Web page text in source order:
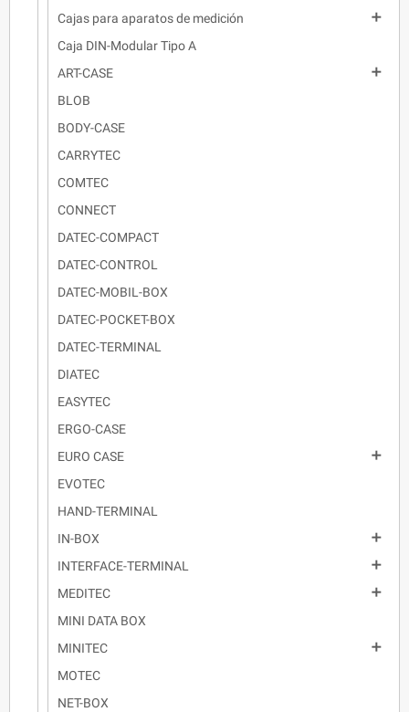
Cajas para aparatos de medición

Caja DIN-Modular Tipo A
ART-CASE

BLOB
BODY-CASE
CARRYTEC
COMTEC
CONNECT
DATEC-COMPACT
DATEC-CONTROL
DATEC-MOBIL-BOX
DATEC-POCKET-BOX
DATEC-TERMINAL
DIATEC
EASYTEC
ERGO-CASE
EURO CASE

EVOTEC
HAND-TERMINAL
IN-BOX

INTERFACE-TERMINAL

MEDITEC

MINI DATA BOX
MINITEC

MOTEC
NET-BOX